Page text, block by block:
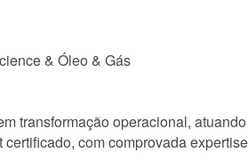
& Óleo & Gás
transformação operacional,
com comprovada